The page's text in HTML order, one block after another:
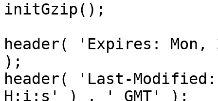
initGzip();
header( 'Expires: Mon,
);
header( 'Last-
H:i:s' ) . ' GMT' );